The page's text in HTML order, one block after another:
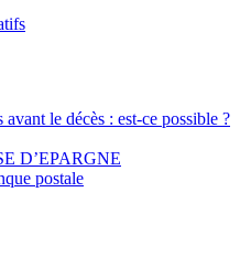
le décès : est-ce possible ?
D’EPARGNE
postale